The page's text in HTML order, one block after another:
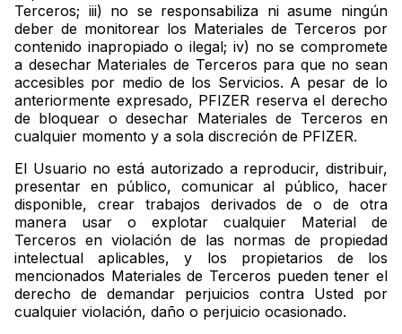
Terceros; iii) no se responsabiliza ni asume ningún
deber de monitorear los Materiales de Terceros por
contenido inapropiado o ilegal; iv) no se compromete
a desechar Materiales de Terceros para que no sean
accesibles por medio de los Servicios. A pesar de lo
anteriormente expresado, PFIZER reserva el derecho
de bloquear o desechar Materiales de Terceros en
cualquier momento y a sola discreción de PFIZER.
El Usuario no está autorizado a reproducir, distribuir,
presentar en público, comunicar al público, hacer
disponible, crear trabajos derivados de o de otra
manera usar o explotar cualquier Material de
Terceros en violación de las normas de propiedad
intelectual aplicables, y los propietarios de los
mencionados Materiales de Terceros pueden tener el
derecho de demandar perjuicios contra Usted por
cualquier violación, daño o perjuicio ocasionado.